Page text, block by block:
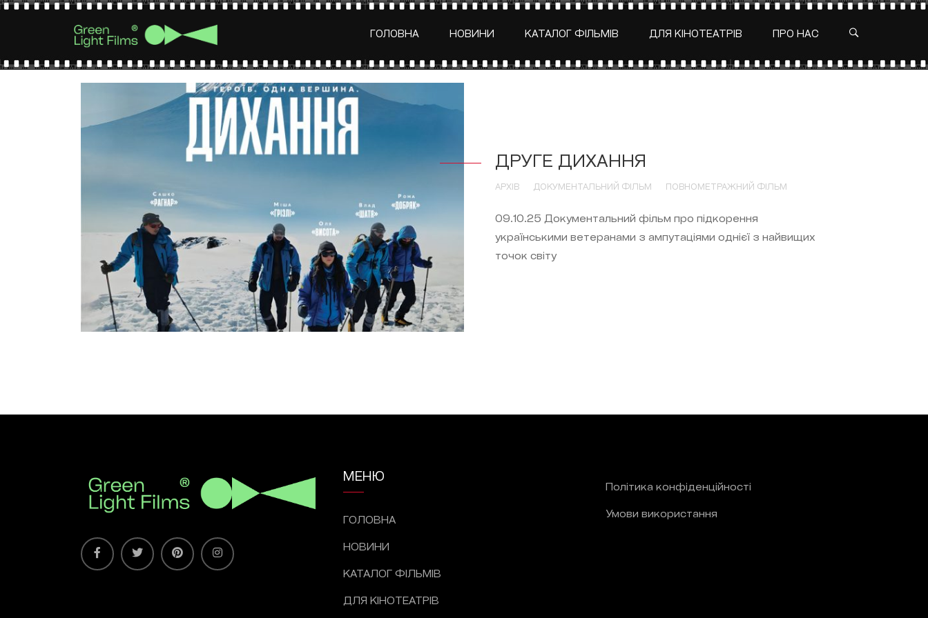
ГОЛОВНА НОВИНИ КАТАЛОГ ФІЛЬМІВ ДЛЯ КІНОТЕАТРІВ ПРО НАС
ДРУГЕ ДИХАННЯ
АРХІВ ДОКУМЕНТАЛЬНИЙ ФІЛЬМ ПОВНОМЕТРАЖНИЙ ФІЛЬМ
09.10.25 Документальний фільм про підкорення
українськими ветеранами з ампутаціями однієї з найвищих
точок світу
МЕНЮ
ГОЛОВНА
НОВИНИ
КАТАЛОГ ФІЛЬМІВ
ДЛЯ КІНОТЕАТРІВ
Політика конфіденційності
Умови використання